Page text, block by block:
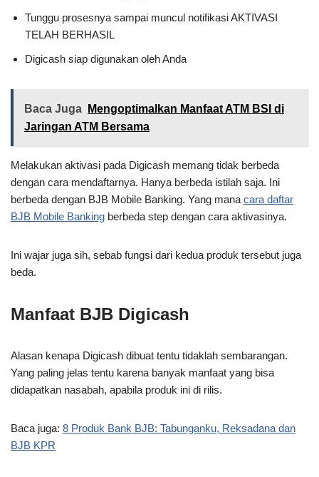
Tunggu prosesnya sampai muncul notifikasi AKTIVASI
TELAH BERHASIL
Digicash siap digunakan oleh Anda
Baca Juga
Mengoptimalkan Manfaat ATM BSI di
Jaringan ATM Bersama
Melakukan aktivasi pada Digicash memang tidak berbeda
dengan cara mendaftarnya. Hanya berbeda istilah saja. Ini
berbeda dengan BJB Mobile Banking. Yang mana cara daftar
BJB Mobile Banking berbeda step dengan cara aktivasinya.
Ini wajar juga sih, sebab fungsi dari kedua produk tersebut juga
beda.
Manfaat BJB Digicash
Alasan kenapa Digicash dibuat tentu tidaklah sembarangan.
Yang paling jelas tentu karena banyak manfaat yang bisa
didapatkan nasabah, apabila produk ini di rilis.
Baca juga: 8 Produk Bank BJB: Tabunganku, Reksadana dan
BJB KPR